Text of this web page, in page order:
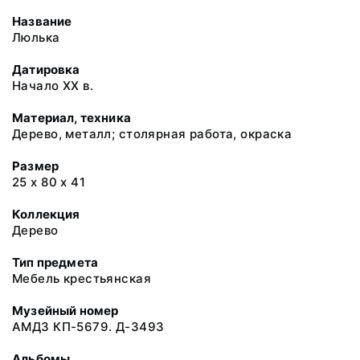
Название
Люлька
Датировка
Начало XX в.
Материал, техника
Дерево, металл; столярная работа, окраска
Размер
25 х 80 х 41
Коллекция
Дерево
Тип предмета
Мебель крестьянская
Музейный номер
АМДЗ КП-5679. Д-3493